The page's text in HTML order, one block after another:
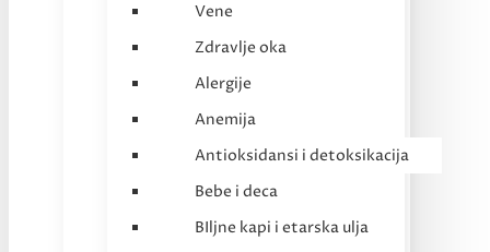
Vene
Zdravlje oka
Alergije
Anemija
Antioksidansi i detoksikacija
Bebe i deca
BIljne kapi i etarska ulja